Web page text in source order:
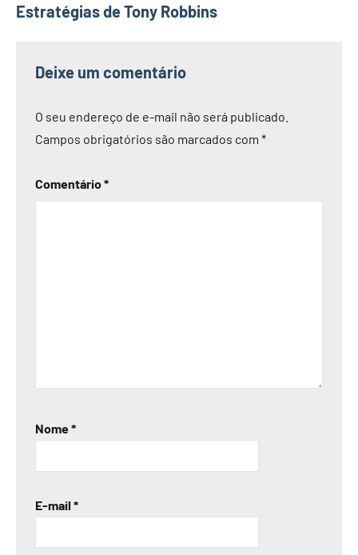
Estratégias de Tony Robbins
Deixe um comentário
O seu endereço de e-mail não será publicado.
Campos obrigatórios são marcados com *
Comentário*
Nome*
E-mail *